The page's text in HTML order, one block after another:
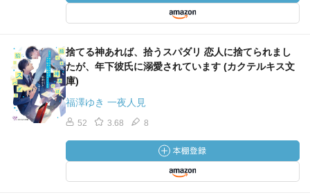
捨てる神あれば、拾うスパダリ 恋人に捨てられまし
たが、年下彼氏に溺愛されています (カクテルキス文
庫)
福澤ゆき 一夜人見
52 3.68 8